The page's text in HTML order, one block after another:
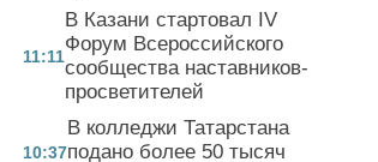
11:11
В Казани стартовал IV
Форум Всероссийского
сообщества наставников-
просветителей
10:37
В колледжи Татарстана
подано более 50 тысяч